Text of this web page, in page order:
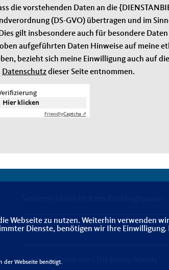
die vorstehenden Daten an die
(DS-GVO) übertragen und im
gilt insbesondere auch für besondere
aufgeführten Daten Hinweise auf meine
bezieht sich meine Einwilligung auch auf
Datenschutzdieser Seite entnommen.
Hier klicken
FriendlyCaptcha ⇗
Senioren Union NRW
Senioren-Union der CDU Deutschlands
Webseite zu nutzen. Weiterhin verwenden
Dienste, benötigen wir Ihre
der Webseite benötigt.